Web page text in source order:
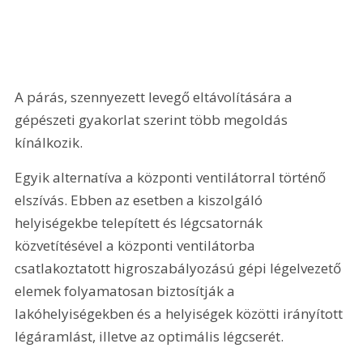
A párás, szennyezett levegő eltávolítására a
gépészeti gyakorlat szerint több megoldás
kínálkozik.
Egyik alternatíva a központi ventilátorral történő
elszívás. Ebben az esetben a kiszolgáló
helyiségekbe telepített és légcsatornák
közvetítésével a központi ventilátorba
csatlakoztatott higroszabályozású gépi légelvezető
elemek folyamatosan biztosítják a
lakóhelyiségekben és a helyiségek közötti irányított
légáramlást, illetve az optimális légcserét.